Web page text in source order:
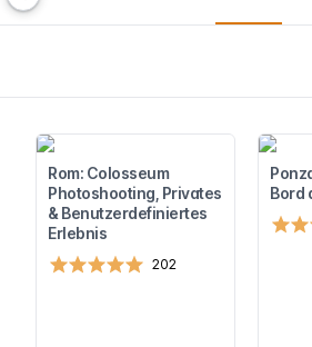
Rom: Colosseum
Photoshooting, Privates
& Benutzerdefiniertes
Erlebnis
202
Bord